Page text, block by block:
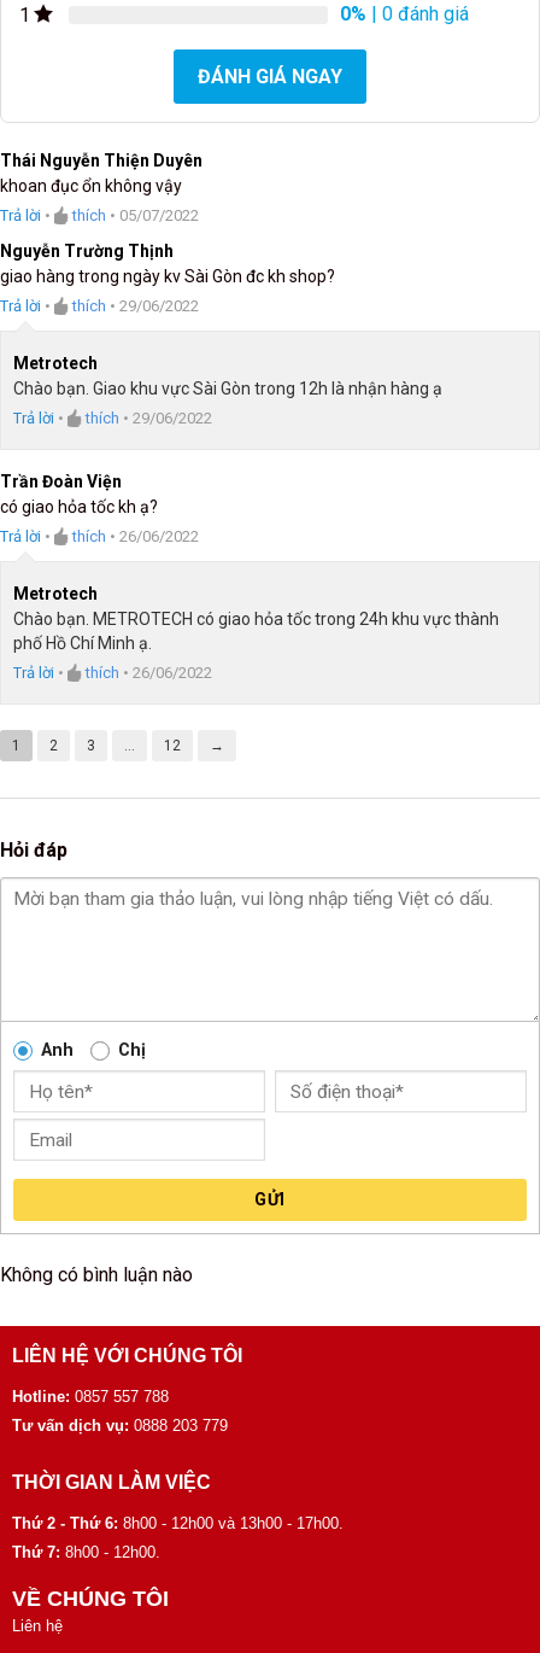
1
0% | 0 đánh giá
ĐÁNH GIÁ NGAY
Thái Nguyễn Thiện Duyên
khoan đục ổn không vậy
Trả lời • thích • 05/07/2022
Nguyễn Trường Thịnh
giao hàng trong ngày kv Sài Gòn đc kh shop?
Trả lời • thích • 29/06/2022
Metrotech
Chào bạn. Giao khu vực Sài Gòn trong 12h là nhận hàng ạ
Trả lời • thích • 29/06/2022
Trần Đoàn Viện
có giao hỏa tốc kh ạ?
Trả lời • thích • 26/06/2022
Metrotech
Chào bạn. METROTECH có giao hỏa tốc trong 24h khu vực thành
phố Hồ Chí Minh ạ.
Trả lời • thích • 26/06/2022
1 2 3 … 12 →
Hỏi đáp
Anh Chị
GỬI
Không có bình luận nào
LIÊN HỆ VỚI CHÚNG TÔI
Hotline: 0857 557 788
Tư vấn dịch vụ: 0888 203 779
THỜI GIAN LÀM VIỆC
Thứ 2 - Thứ 6: 8h00 - 12h00 và 13h00 - 17h00.
Thứ 7: 8h00 - 12h00.
VỀ CHÚNG TÔI
Liên hệ